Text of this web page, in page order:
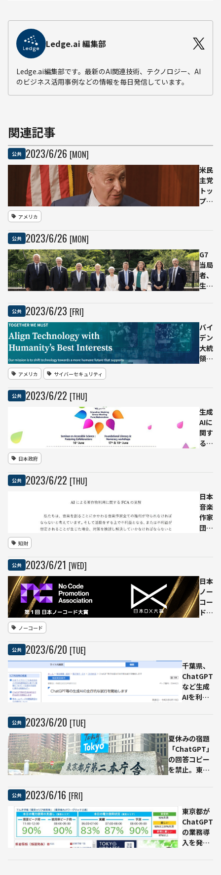
Ledge.ai 編集部
Ledge.ai編集部です。最新のAI関連技術、テクノロジー、AI
のビジネス活用事例などの情報を毎日発信しています。
関連記事
公共 2023/6/26 [MON]
米民
主党
トッ
プ、
て全
面的
法制
度の
アメリカ
公共 2023/6/26 [MON]
G7
当局
者、
生成
シー
問題
に対
する
公共 2023/6/23 [FRI]
バイ
デン
大統
領、
利用
リス
ク対
処の
アメリカ サイバーセキュリティ
公共 2023/6/22 [THU]
生成
AIに
関す
る教
調、
G20
にて
各国
日本政府
公共 2023/6/22 [THU]
日本
音楽
作家
団体
よる
著作
物利
用へ
知財
公共 2023/6/21 [WED]
日本
ノー
コー
ド大
授賞
式が
6月
23
ライ
ン視
聴は
無料
ノーコード
公共 2023/6/20 [TUE]
千葉県、
ChatGPT
など生成
AIを利用
公共 2023/6/20 [TUE]
夏休みの宿題
「ChatGPT」
の回答コピー
を禁止。東京
公共 2023/6/16 [FRI]
東京都が
ChatGPT
の業務導
入を発